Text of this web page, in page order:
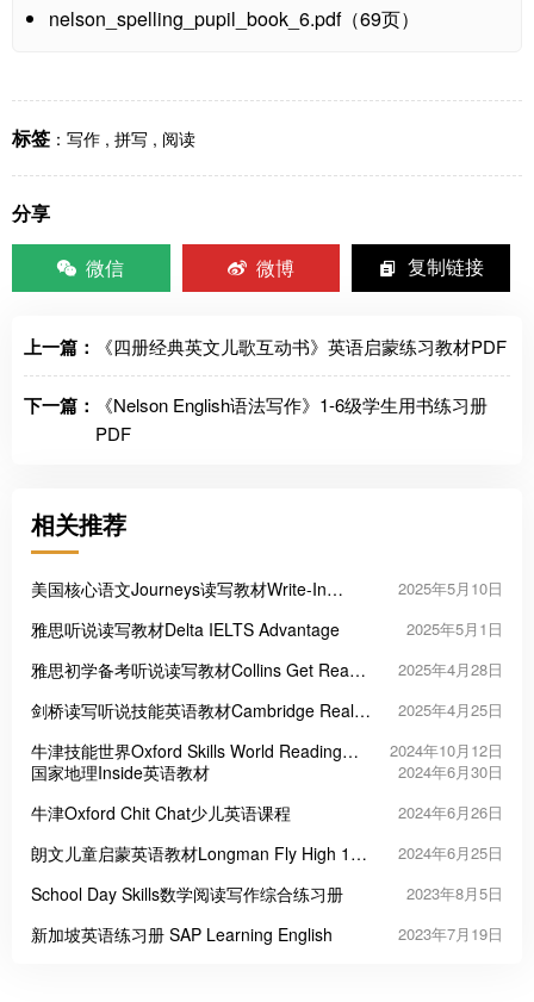
nelson_spelling_pupil_book_6.pdf（69页）
标签 ： 写作 , 拼写 , 阅读
分享
微信
微博 复制链接
上一篇： 《四册经典英文儿歌互动书》英语启蒙练习教材PDF
下一篇：
《Nelson English语法写作》1-6级学生用书练习册
PDF
相关推荐
美国核心语文Journeys读写教材Write-In
2025年5月10日
雅思听说读写教材Delta IELTS Advantage 2025年5月1日
雅思初学备考听说读写教材Collins Get Ready
2025年4月28日
剑桥读写听说技能英语教材Cambridge Real
2025年4月25日
牛津技能世界Oxford Skills World Reading
With Writing
2024年10月12日
国家地理Inside英语教材 2024年6月30日
牛津Oxford Chit Chat少儿英语课程 2024年6月26日
朗文儿童启蒙英语教材Longman Fly High 1-4
2024年6月25日
School Day Skills数学阅读写作综合练习册 2023年8月5日
新加坡英语练习册 SAP Learning English 2023年7月19日